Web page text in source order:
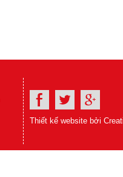
Thiết kế website bởi